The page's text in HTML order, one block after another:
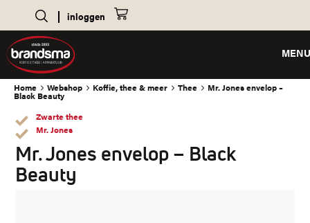
inloggen
MENU
Home Webshop Koffie, thee & meer Thee Mr. Jones envelop –
Black Beauty
Zwarte thee
Mr. Jones
Mr. Jones envelop – Black
Beauty